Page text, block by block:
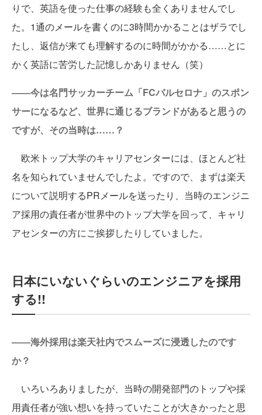
りで、英語を使った仕事の経験も全くありませんでし
た。1通のメールを書くのに3時間かかることはザラでし
たし、返信が来ても理解するのに時間がかかる……とに
かく英語に苦労した記憶しかありません（笑）
――今は名門サッカーチーム「FCバルセロナ」のスポン
サーになるなど、世界に通じるブランドがあると思うの
ですが、その当時は……？
欧米トップ大学のキャリアセンターには、ほとんど社
名を知られていませんでしたよ。ですので、まずは楽天
について説明するPRメールを送ったり、当時のエンジニ
ア採用の責任者が世界中のトップ大学を回って、キャリ
アセンターの方にご挨拶したりしていました。
日本にいないぐらいのエンジニアを採用
する!!
――海外採用は楽天社内でスムーズに浸透したのです
か？
いろいろありましたが、当時の開発部門のトップや採
用責任者が強い想いを持っていたことが大きかったと思